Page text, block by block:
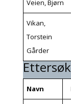
Veien, Bjørn
Vikan,
Torstein
Gårder
Navn